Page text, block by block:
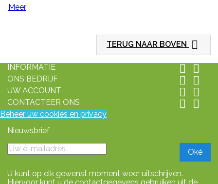
Meer
TERUG NAAR BOVEN 
INFORMATIE  
ONS BEDRIJF  
UW ACCOUNT  
CONTACTEER ONS  
Beheer uw cookies en privacy
Nieuwsbrief
U kunt op elk gewenst moment weer uitschrijven.
Hiervoor kunt u de contactgegevens gebruiken uit de